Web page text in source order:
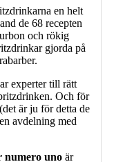
en helt
de 68 recepten
och rökig
gjorda på
experter till rätt
Och för
är ju för detta de
avdelning med
numero uno är